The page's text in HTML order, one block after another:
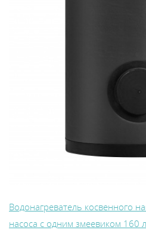
Водонагреватель косвенного
насоса с одним змеевиком 160